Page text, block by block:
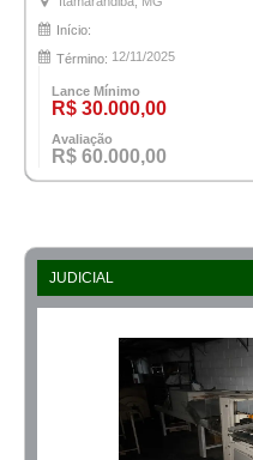
Início:
Término: 12/11/2025
Lance Mínimo
R$ 30.000,00
Avaliação
R$ 60.000,00
JUDICIAL